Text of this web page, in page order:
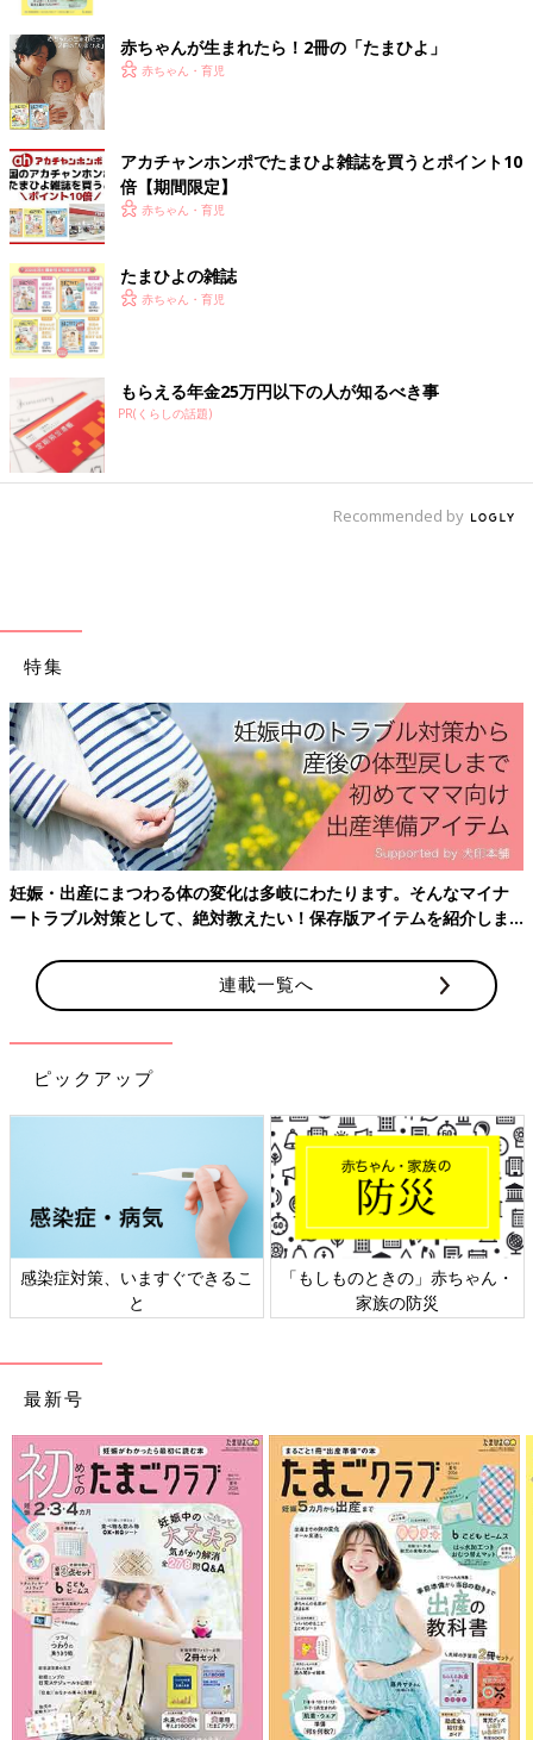
「ただの遊び」の中に、保育者がプロの目で見つけ
る「学び」
●写真はイメージです 写真提供/ピクスタ
写真と一緒に添えられている園の先生のコメントも、な
しながら試行錯誤している」といった、プロの視点での気づきが
書かれていたりします。 先生たちは、遊びの中から「学びや育
ているんです。
田中
そう思うと、保育園に預けるのってすごいメリットがある
んだなと思えてきます。
でも0歳や1歳児さんだと「学びの芽」を見つけるというより、お
世話が中心になるのではないですか？
先生 もちろん0歳児だと「養護」（＝基本的な生活と安心の保
障）の要素が強めではありますが、0歳児には0歳児なりにちゃん
えば、水を手でバシャバシャしていること、ありますよね。
ただの水遊びにみえますけど、よく見ると強くたたいてみたり、
まさに学びの瞬間ですよね。
なるほど、それが学んでいるということなんですね。
写真付きの記録が保育の質もアップ
先生保育園の先生たちは子どもがいま、何を楽しんでいるか、
そこにどんな育ちがあるかといったことを「ドキュメンテーショ
ン」に書き記して教えてくれているんです。
より理解することができ、
田中まさにプロの視点ですね。私だったら単に水遊びしている
だけと見過ごしてしまうかも。ちょっとした遊びの中にも、うち
の子の育ちがあることを教えてくれる･･･、保育園の先生への尊
敬の気持ちが高まりました。
先生これから保育園を探す人なら、見学のときに、廊下や玄
関に写真付きの活動掲示があるか見てみたり、「ドキュメンテー
ションを取り入れていますか？」と聞いてみたりするのもいいか
もしれません。
田中アプリでも配信されて掲示もあると、先生との会話もしや
すくなりそうです。
赤ちゃんが生まれたら！2冊の「たまひよ」
赤ちゃん・育児
アカチャンホンポでたまひよ雑誌を買うとポイント10
倍【期間限定】
赤ちゃん・育児
たまひよの雑誌
赤ちゃん・育児
もらえる年金25万円以下の人が知るべき事
PR(くらしの話題)
Recommended by
特集
妊娠・出産にまつわる体の変化は多岐にわたります。そんなマイナ
ートラブル対策として、絶対教えたい！保存版アイテムを紹介しま
連載一覧へ
ピックアップ
感染症対策、いますぐできるこ
と
「もしものときの」赤ちゃん・
家族の防災
最新号